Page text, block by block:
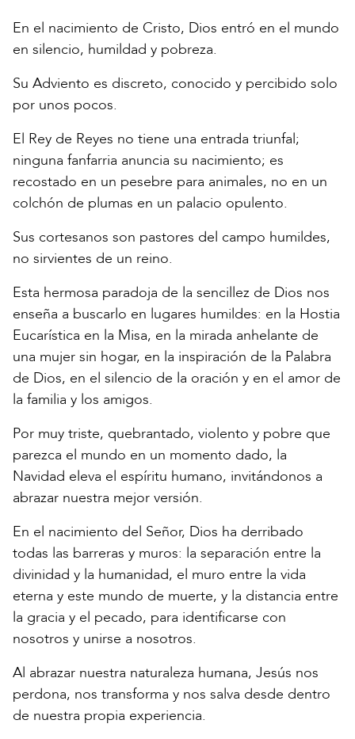
En el nacimiento de Cristo, Dios entró en el mundo
en silencio, humildad y pobreza.
Su Adviento es discreto, conocido y percibido solo
por unos pocos.
El Rey de Reyes no tiene una entrada triunfal;
ninguna fanfarria anuncia su nacimiento; es
recostado en un pesebre para animales, no en un
colchón de plumas en un palacio opulento.
Sus cortesanos son pastores del campo humildes,
no sirvientes de un reino.
Esta hermosa paradoja de la sencillez de Dios nos
enseña a buscarlo en lugares humildes: en la Hostia
Eucarística en la Misa, en la mirada anhelante de
una mujer sin hogar, en la inspiración de la Palabra
de Dios, en el silencio de la oración y en el amor de
la familia y los amigos.
Por muy triste, quebrantado, violento y pobre que
parezca el mundo en un momento dado, la
Navidad eleva el espíritu humano, invitándonos a
abrazar nuestra mejor versión.
En el nacimiento del Señor, Dios ha derribado
todas las barreras y muros: la separación entre la
divinidad y la humanidad, el muro entre la vida
eterna y este mundo de muerte, y la distancia entre
la gracia y el pecado, para identificarse con
nosotros y unirse a nosotros.
Al abrazar nuestra naturaleza humana, Jesús nos
perdona, nos transforma y nos salva desde dentro
de nuestra propia experiencia.